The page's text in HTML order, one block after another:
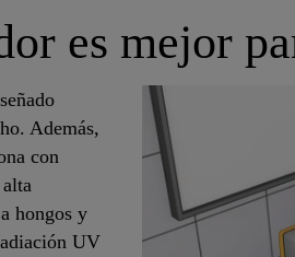
es mejor
Además,
con
hongos y
UV